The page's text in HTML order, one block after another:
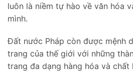
luôn là niềm tự hào về văn hóa
mình.
Đất nước Pháp còn được mệnh
trang của thế giới với những
trang đa dạng hàng hóa và chất